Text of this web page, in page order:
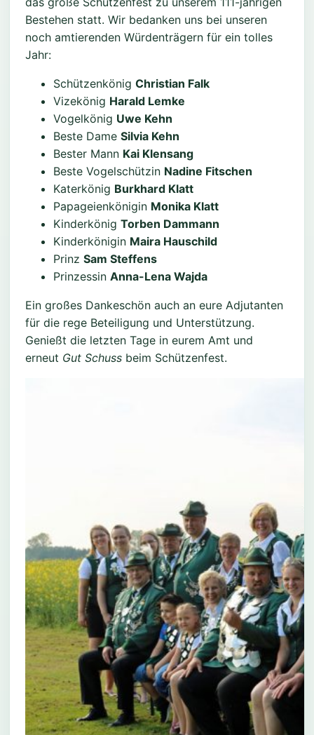
Bestehen statt. Wir bedanken uns bei unseren
noch amtierenden Würdenträgern für ein tolles
Jahr:
SchützenkönigChristian Falk
Vizekönig Harald Lemke
Vogelkönig Uwe Kehn
Beste DameSilvia Kehn
Bester Mann Kai Klensang
Beste Vogelschützin Nadine Fitschen
Katerkönig Burkhard Klatt
Papageienkönigin Monika Klatt
KinderkönigTorben Dammann
Kinderkönigin Maira Hauschild
PrinzSam Steffens
PrinzessinAnna-Lena Wajda
Ein großes Dankeschön auch an eure Adjutanten
für die rege Beteiligung und Unterstützung.
Genießt die letzten Tage in eurem Amt und
erneut Gut Schuss beim Schützenfest.